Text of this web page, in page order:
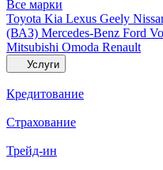
Все марки
Toyota Kia Lexus Geely
(ВАЗ) Mercedes-Benz Ford
Mitsubishi Omoda Renault
Услуги
Кредитование
Страхование
Трейд-ин